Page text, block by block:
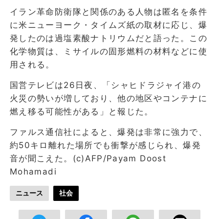
イラン革命防衛隊と関係のある人物は匿名を条件
に米ニューヨーク・タイムズ紙の取材に応じ、爆
発したのは過塩素酸ナトリウムだと語った。この
化学物質は、ミサイルの固形燃料の材料などに使
用される。
国営テレビは26日夜、「シャヒドラジャイ港の
火災の勢いが増しており、他の地区やコンテナに
燃え移る可能性がある」と報じた。
ファルス通信社によると、爆発は非常に強力で、
約50キロ離れた場所でも衝撃が感じられ、爆発
音が聞こえた。(c)AFP/Payam Doost
Mohamadi
ニュース 社会